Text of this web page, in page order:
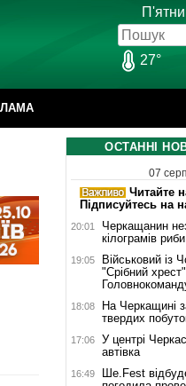
27°
ОСТАННІ
07
Читайте
Підписуйтесь на
20:01
Черкащанин
кілограмів риби
19:05
Військовий із
"Срібний
18:08
На Черкащині
твердих
17:06
У центрі
автівка
16:49
Ше.Fest